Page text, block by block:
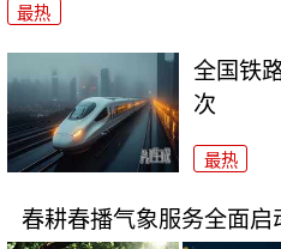
最热
全国铁
次
最热
春耕春播气象服务全面启